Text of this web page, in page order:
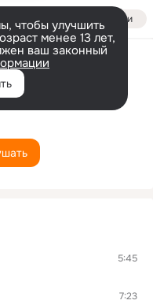
Войти
чтобы улучшить
менее 13 лет,
ваш законный
5:45
7:23